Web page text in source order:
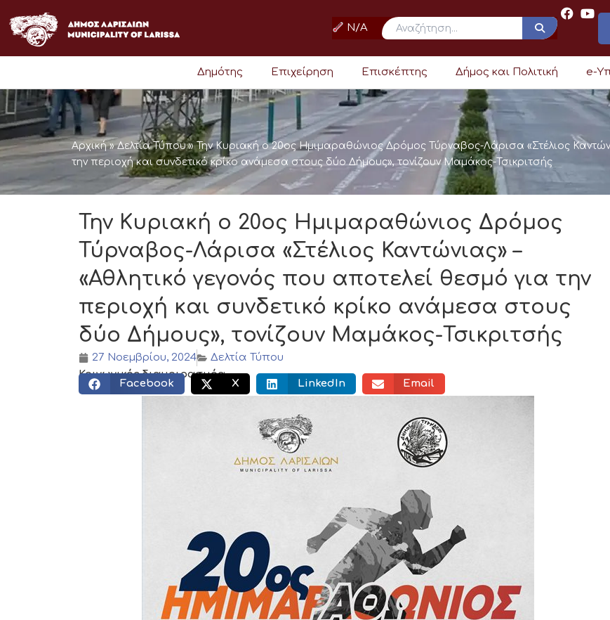
στο
περιεχόμενο
N/A
Δημότης Επιχείρηση Επισκέπτης Δήμος και Πολιτική e-
Αρχική»Δελτία Τύπου»Την Κυριακή ο 20ος Ημιμαραθώνιος Δρόμος Τύρναβος-Λάρισα «Στέλιος
την περιοχή και συνδετικό κρίκο ανάμεσα στους δύο Δήμους», τονίζουν Μαμάκος-Τσικριτσής
Την Κυριακή ο 20ος Ημιμαραθώνιος Δρόμος
Τύρναβος-Λάρισα «Στέλιος Καντώνιας» –
«Αθλητικό γεγονός που αποτελεί θεσμό για την
περιοχή και συνδετικό κρίκο ανάμεσα στους
δύο Δήμους», τονίζουν Μαμάκος-Τσικριτσής
27 Νοεμβρίου, 2024
Δελτία Τύπου
Κοινωνικός διαμοιρασμός:
Facebook X LinkedIn Email